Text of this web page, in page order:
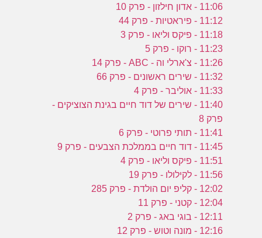
11:06 - אדון חילזון - פרק 10
11:12 - פיראטיות - פרק 44
11:18 - פיקס וליאו - פרק 3
11:23 - רוקו - פרק 5
11:26 - צ'ארלי וה - ABC - פרק 14
11:32 - שירים ראשונים - פרק 66
11:33 - אוליבר - פרק 4
11:40 - שירים של דוד חיים בגינת הצוציקים -
פרק 8
11:41 - תותי פרוטי - פרק 6
11:45 - דוד חיים בממלכת הצבעים - פרק 9
11:51 - פיקס וליאו - פרק 4
11:56 - לקילולו - פרק 19
12:02 - קליפ יום הולדת - פרק 285
12:04 - קטני - פרק 11
12:11 - בוגי באג - פרק 2
12:16 - מונה וטוש - פרק 12